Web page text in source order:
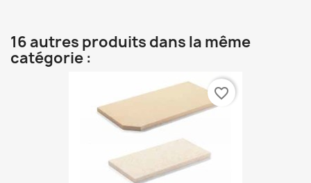
16 autres produits dans la même
catégorie :
favorite_border